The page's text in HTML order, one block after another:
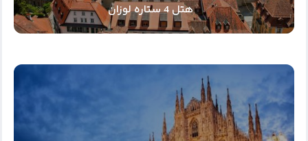
هتل 4 ستاره لوزان